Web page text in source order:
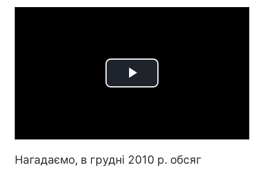
Play
Нагадаємо, в грудні 2010 р. обсяг